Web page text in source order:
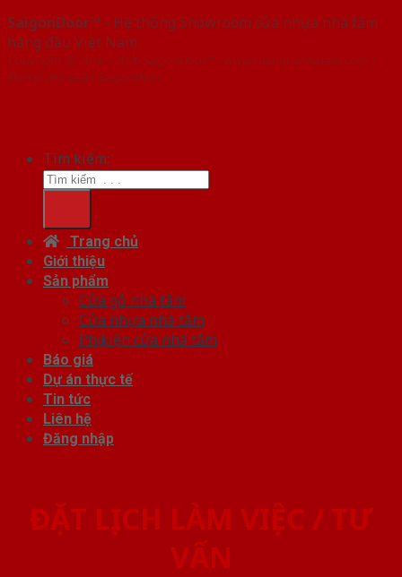
SaigonDoor™ - Hệ thống Showroom cửa nhựa nhà tắm
hàng đầu Việt Nam
Copyright ⓒ 2016 – 2026 SaigonDoor™ - www.cuanhuanhatam.com |
Đơn vị chủ quản SaigonDoor
Tìm kiếm:
Trang chủ
Giới thiệu
Sản phẩm
Cửa gỗ nhà tắm
Cửa nhựa nhà tắm
Phụ kiện cửa nhà tắm
Báo giá
Dự án thực tế
Tin tức
Liên hệ
Đăng nhập
ĐẶT LỊCH LÀM VIỆC / TƯ
VẤN